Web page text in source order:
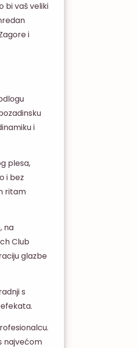
bi vaš veliki
i
i
plesa,
i bez
ritam
na
Club
glazbe
s
najvećom